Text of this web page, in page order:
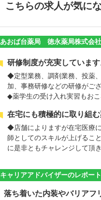
こちらの求人が気に
あおば台薬局 徳永薬局株式会
研修制度が充実しています
◆定型業務、調剤業務、投薬
加、事務研修などの研修がござ
◆薬学生の受け入れ実習もおこ
在宅にも積極的に取り組む
◆店舗によりますが在宅医療
師としてのスキルが上げるこ
に是非ともチャレンジして頂
キャリアアドバイザーのレポート
落ち着いた内装やバリアフ